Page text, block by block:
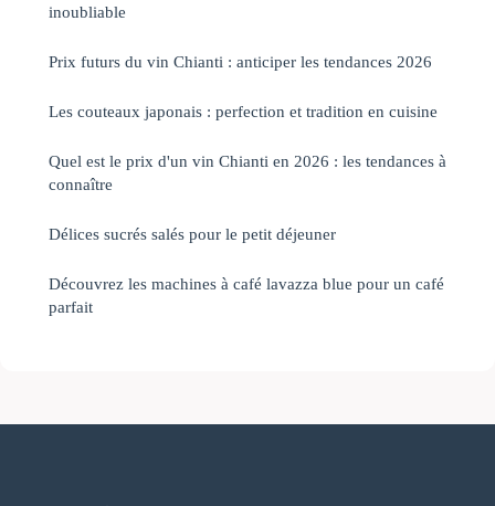
inoubliable
Prix futurs du vin Chianti : anticiper les tendances 2026
Les couteaux japonais : perfection et tradition en cuisine
Quel est le prix d'un vin Chianti en 2026 : les tendances à
connaître
Délices sucrés salés pour le petit déjeuner
Découvrez les machines à café lavazza blue pour un café
parfait